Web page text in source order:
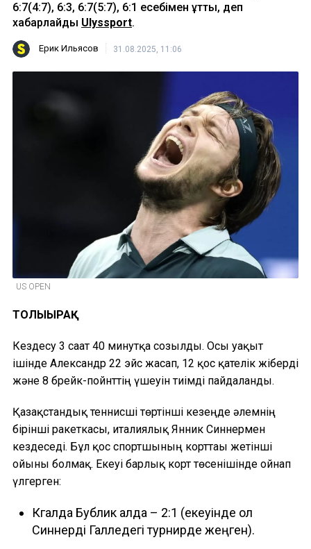
6:7(4:7), 6:3, 6:7(5:7), 6:1 есебімен ұтты, деп
хабарлайды Ulyssport.
Ерик Ильясов 31.08.2025, 11:06
US OPEN
ТОЛЫҒЫРАҚ
Кездесу 3 сағат 40 минутқа созылды. Осы уақыт
ішінде Александр 22 эйс жасап, 12 қос қателік жіберді
және 8 брейк-пойнттің үшеуін тиімді пайдаланды.
Қазақстандық теннисші төртінші кезеңде әлемнің
бірінші ракеткасы, италиялық Янник Синнермен
кездеседі. Бұл қос спортшының корттағы жетінші
ойыны болмақ. Екеуі барлық корт төсенішінде ойнап
үлгерген:
Көгалда Бублик алда – 2:1 (екеуінде ол
Синнерді Галледегі турнирде жеңген).